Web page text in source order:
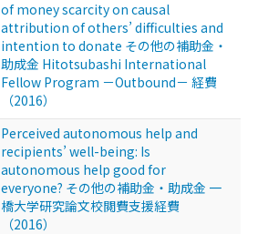
of money scarcity on causal
attribution of others’ difficulties and
intention to donate その他の補助金・
助成金 Hitotsubashi International
Fellow Program －Outbound－ 経費
（2016）
Perceived autonomous help and
recipients’ well-being: Is
autonomous help good for
everyone? その他の補助金・助成金 一
橋大学研究論文校閲費支援経費
（2016）